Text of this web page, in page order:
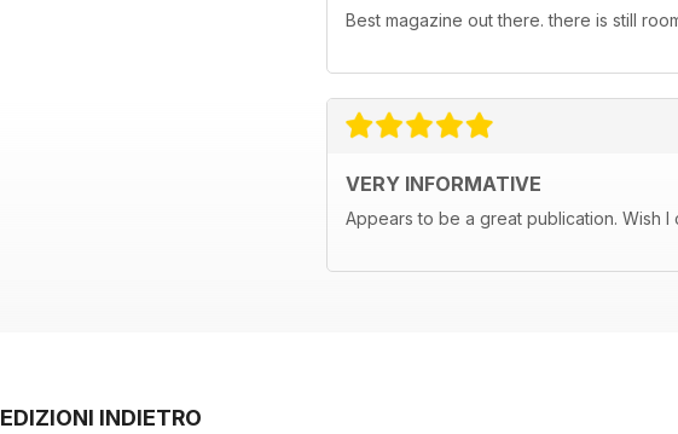
Best magazine out there. there is still
VERY INFORMATIVE
Appears to be a great publication. Wish I
EDIZIONI INDIETRO